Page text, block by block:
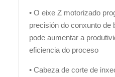
• O eixe Z motorizado
precisión do conxunto de
pode aumentar a
eficiencia do proceso
• Cabeza de corte de